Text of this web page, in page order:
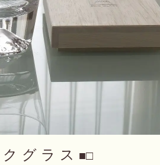
グ ラ ス ■□